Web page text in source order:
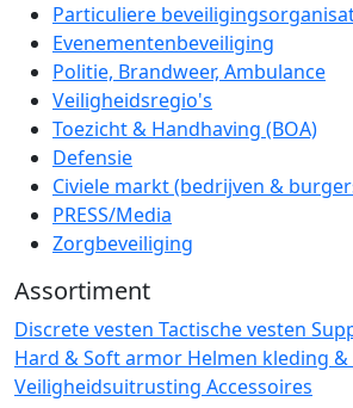
Particuliere
Evenementenbeveiliging
Politie, Brandweer, Ambulance
Veiligheidsregio's
Toezicht & Handhaving (BOA)
Defensie
Civiele markt (bedrijven &
PRESS/Media
Zorgbeveiliging
Assortiment
Discrete vesten Tactische vesten
Hard & Soft armor Helmen kleding &
Veiligheidsuitrusting Accessoires